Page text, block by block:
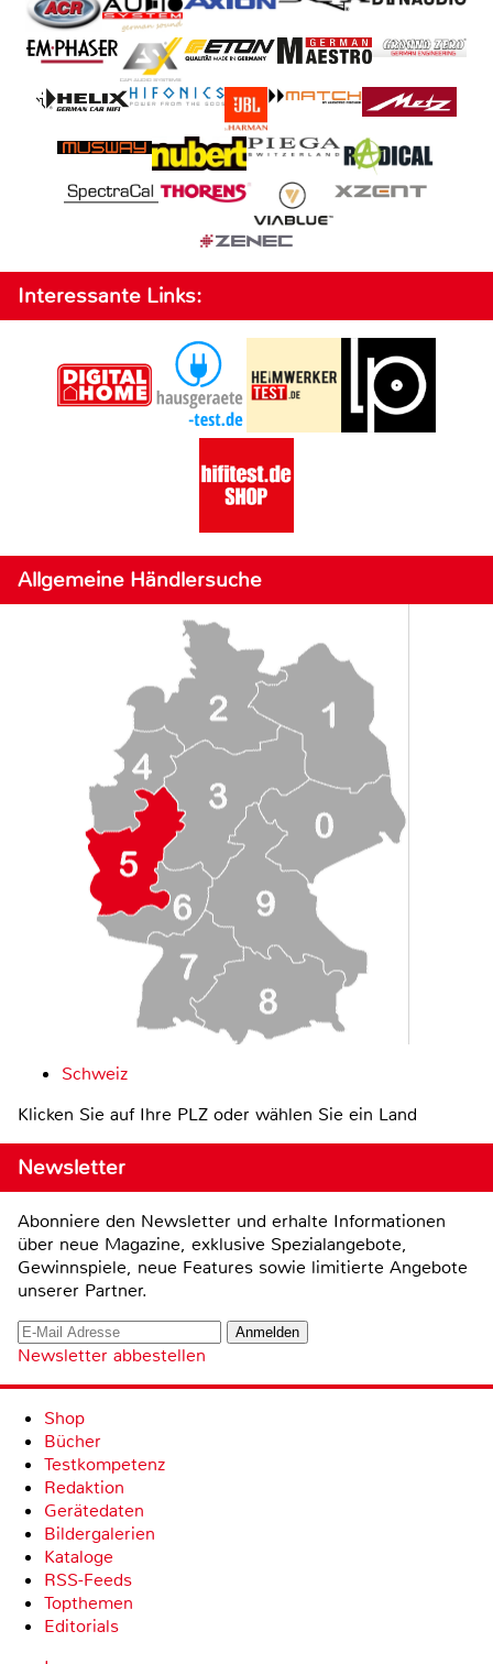
Interessante Links:
Allgemeine Händlersuche
Schweiz
Klicken Sie auf Ihre PLZ oder wählen Sie ein Land
Newsletter
Abonniere den Newsletter und erhalte Informationen
über neue Magazine, exklusive Spezialangebote,
Gewinnspiele, neue Features sowie limitierte Angebote
unserer Partner.
Newsletter abbestellen
Shop
Bücher
Testkompetenz
Redaktion
Gerätedaten
Bildergalerien
Kataloge
RSS-Feeds
Topthemen
Editorials